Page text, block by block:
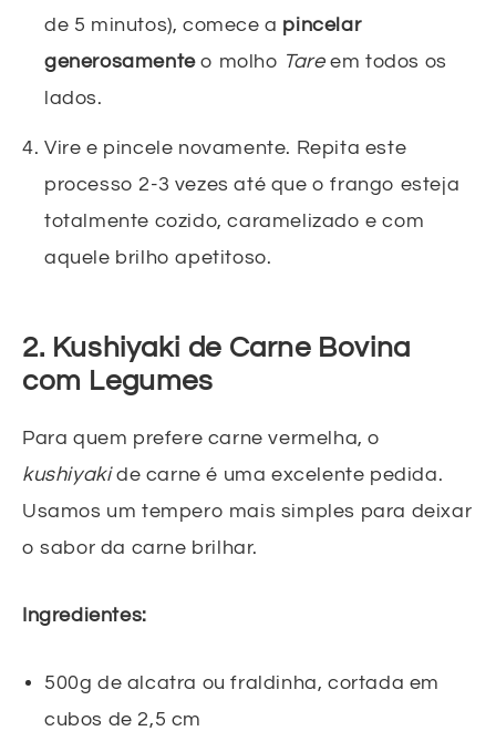
de 5 minutos), comece a pincelar
generosamenteo molho Tareem todos os
lados.
Vire e pincele novamente. Repita este
processo 2-3 vezes até que o frango esteja
totalmente cozido, caramelizado e com
aquele brilho apetitoso.
2. Kushiyaki de Carne Bovina
com Legumes
Para quem prefere carne vermelha, o
kushiyakide carne é uma excelente pedida.
Usamos um tempero mais simples para deixar
o sabor da carne brilhar.
Ingredientes:
500g de alcatra ou fraldinha, cortada em
cubos de 2,5 cm